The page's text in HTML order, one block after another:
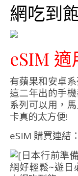
網吃到
eSIM
有蘋果和安卓
這二年出的手
系列可以用，
卡真的太方便!
eSIM 購買連結